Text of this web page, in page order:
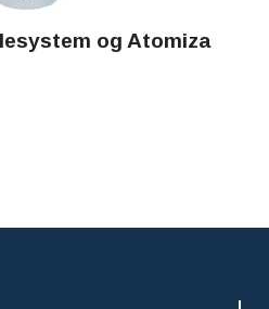
og Atomiza